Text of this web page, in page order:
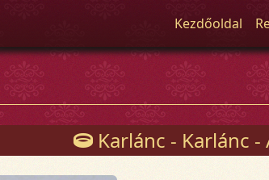
Kezdőoldal
Karlánc - Karlánc